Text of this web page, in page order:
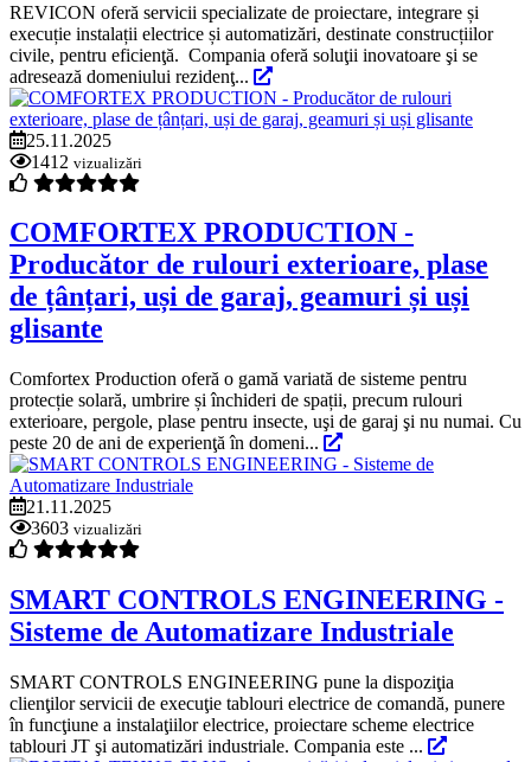
REVICON oferă servicii specializate de proiectare, integrare și
execuție instalații electrice și automatizări, destinate construcțiilor
civile, pentru eficienţă. Compania oferă soluţii inovatoare şi se
adresează domeniului rezidenţ...
25.11.2025
1412 vizualizări
COMFORTEX PRODUCTION -
Producător de rulouri exterioare, plase
de țânțari, uși de garaj, geamuri și uși
glisante
Comfortex Production oferă o gamă variată de sisteme pentru
protecție solară, umbrire și închideri de spații, precum rulouri
exterioare, pergole, plase pentru insecte, uşi de garaj şi nu numai. Cu
peste 20 de ani de experienţă în domeni...
21.11.2025
3603 vizualizări
SMART CONTROLS ENGINEERING -
Sisteme de Automatizare Industriale
SMART CONTROLS ENGINEERING pune la dispoziţia
clienţilor servicii de execuţie tablouri electrice de comandă, punere
în funcţiune a instalaţiilor electrice, proiectare scheme electrice
tablouri JT şi automatizări industriale. Compania este ...